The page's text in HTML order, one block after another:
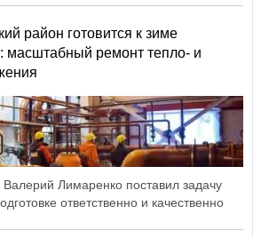
район готовится к зиме
масштабный ремонт тепло- и
Валерий Лимаренко поставил задачу
ответственно и качественно